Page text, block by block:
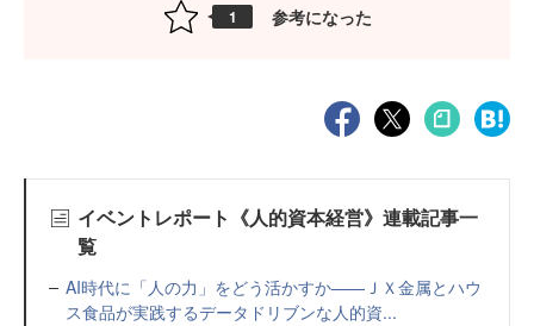
1 参考になった
イベントレポート《人的資本経営》連載記事一
覧
AI時代に「人の力」をどう活かすか——ＪＸ金属とハウ
ス食品が実践するデータドリブンな人的資...